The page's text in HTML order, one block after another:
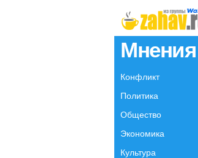
Мнения
Конфликт
Политика
Общество
Экономика
Культура